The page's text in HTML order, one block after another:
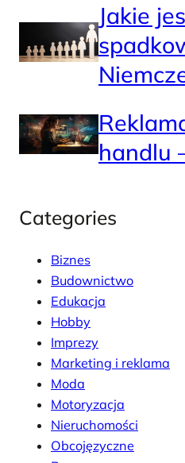
Jakie
handlu
Categories
Biznes
Budownictwo
Edukacja
Hobby
Imprezy
Marketing i reklama
Moda
Motoryzacja
Nieruchomości
Obcojęzyczne